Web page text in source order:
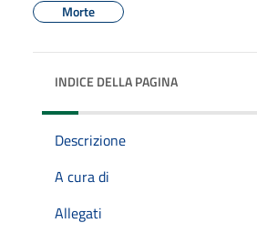
Morte
INDICE DELLA PAGINA
Descrizione
A cura di
Allegati